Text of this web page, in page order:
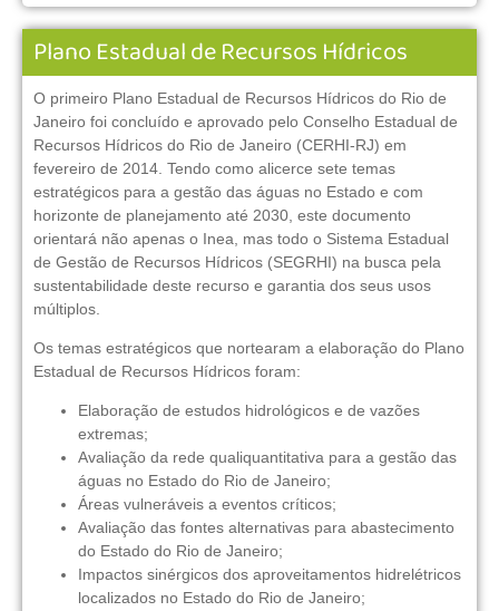
Plano Estadual de Recursos Hídricos
O primeiro Plano Estadual de Recursos Hídricos do Rio de
Janeiro foi concluído e aprovado pelo Conselho Estadual de
Recursos Hídricos do Rio de Janeiro (CERHI-RJ) em
fevereiro de 2014. Tendo como alicerce sete temas
estratégicos para a gestão das águas no Estado e com
horizonte de planejamento até 2030, este documento
orientará não apenas o Inea, mas todo o Sistema Estadual
de Gestão de Recursos Hídricos (SEGRHI) na busca pela
sustentabilidade deste recurso e garantia dos seus usos
múltiplos.
Os temas estratégicos que nortearam a elaboração do Plano
Estadual de Recursos Hídricos foram:
Elaboração de estudos hidrológicos e de vazões
extremas;
Avaliação da rede qualiquantitativa para a gestão das
águas no Estado do Rio de Janeiro;
Áreas vulneráveis a eventos críticos;
Avaliação das fontes alternativas para abastecimento
do Estado do Rio de Janeiro;
Impactos sinérgicos dos aproveitamentos hidrelétricos
localizados no Estado do Rio de Janeiro;